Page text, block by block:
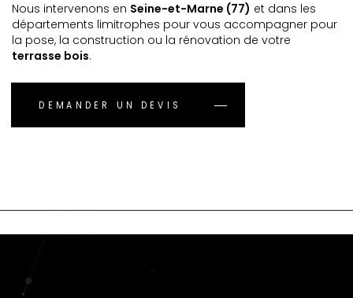
Nous intervenons en Seine-et-Marne (77) et dans les
départements limitrophes pour vous accompagner pour
la pose, la construction ou la rénovation de votre
terrasse bois.
DEMANDER UN DEVIS